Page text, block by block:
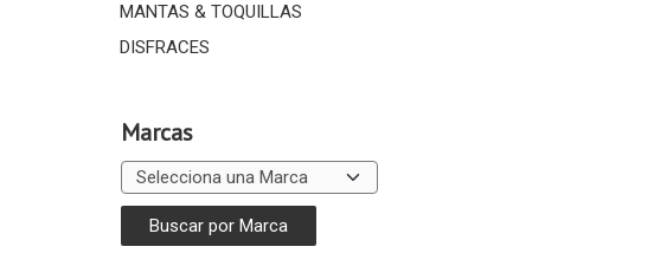
MANTAS & TOQUILLAS
DISFRACES
Marcas